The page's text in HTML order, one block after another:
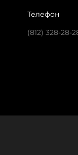
Телефон
(812) 328-28-